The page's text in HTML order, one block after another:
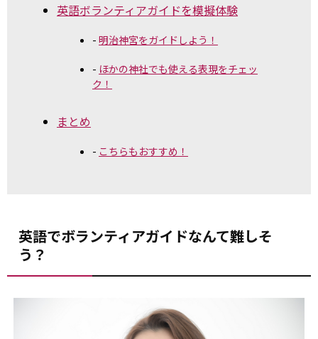
英語ボランティアガイドを模擬体験
明治神宮をガイドしよう！
ほかの神社でも使える表現をチェッ
ク！
まとめ
こちらもおすすめ！
英語でボランティアガイドなんて難しそ
う？